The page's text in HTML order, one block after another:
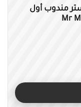
مندوب أول